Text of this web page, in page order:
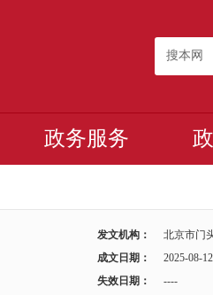
搜本网
政务服务
发文机构：
北京市门
成文日期：
2025-08-12
失效日期：
----